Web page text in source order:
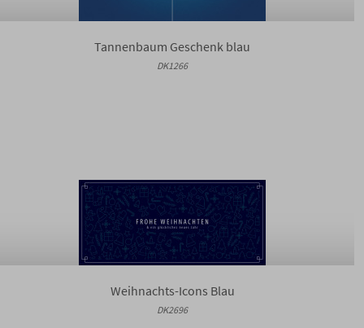
Tannenbaum Geschenk blau
DK1266
Weihnachts-Icons Blau
DK2696